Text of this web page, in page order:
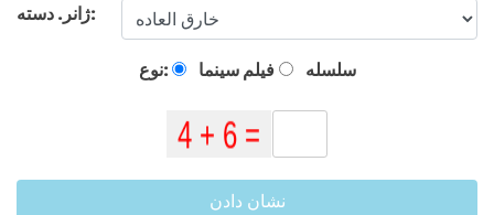
ژانر. دسته:
نوع: فیلم سینما سلسله
نشان دادن